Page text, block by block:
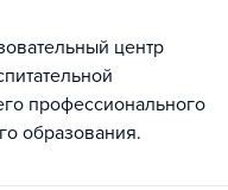
центр
профессионального
образования.